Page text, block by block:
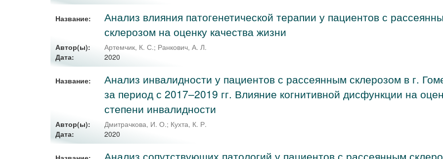
Название:
Анализ влияния патогенетической терапии у пациентов с
склерозом на оценку качества жизни
Автор(ы): Артемчик, К. С.; Ранкович, А. Л.
Дата:
2020
Название:
Анализ инвалидности у пациентов с рассеянным склерозом в г.
за период с 2017–2019 гг. Влияние когнитивной дисфункции на
степени инвалидности
Автор(ы): Дмитрачкова, И. О.; Кухта, К. Р.
Дата:
2020
Анализ сопутствующих патологий у пациентов с рассеянным